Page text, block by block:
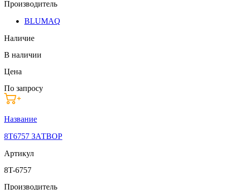
Производитель
BLUMAQ
Наличие
В наличии
Цена
По запросу
Название
8T6757 ЗАТВОР
Артикул
8T-6757
Производитель